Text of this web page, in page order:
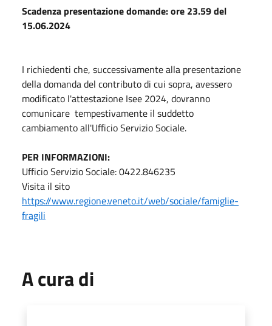
Scadenza presentazione domande: ore 23.59 del
15.06.2024
I richiedenti che, successivamente alla presentazione
della domanda del contributo di cui sopra, avessero
modificato l'attestazione Isee 2024, dovranno
comunicare tempestivamente il suddetto
cambiamento all'Ufficio Servizio Sociale.
PER INFORMAZIONI:
Ufficio Servizio Sociale: 0422.846235
Visita il sito
https://www.regione.veneto.it/web/sociale/famiglie-
fragili
A cura di